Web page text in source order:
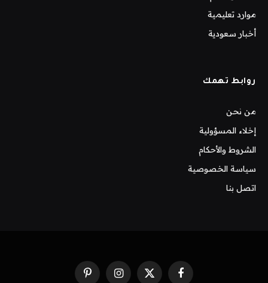
موارد تعليمية
أخبار سعودية
روابط تهمك
من نحن
إخلاء المسؤولية
الشروط والأحكام
سياسة الخصوصية
اتصل بنا
فيسبوك X الانستغرامبينتيريست